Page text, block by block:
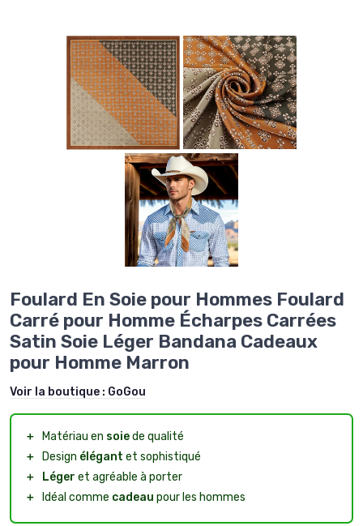
Foulard En Soie pour Hommes Foulard
Carré pour Homme Écharpes Carrées
Satin Soie Léger Bandana Cadeaux
pour Homme Marron
Voir la boutique : GoGou
＋ Matériau en soiede qualité
＋ Design élégant et sophistiqué
＋
Léger et agréable à porter
＋ Idéal comme cadeau pour les hommes